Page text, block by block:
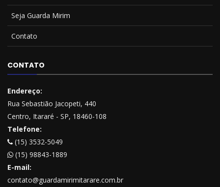
Seja Guarda Mirim
Contato
CONTATO
Endereço:
Rua Sebastião Jacopeti, 440
Centro, Itararé - SP, 18460-108
Telefone:
(15) 3532-5049
(15) 98843-1889
E-mail:
contato@guardamirimitarare.com.br